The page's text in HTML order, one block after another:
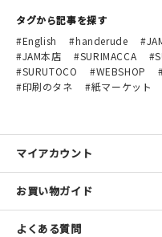
タグから記事を探す
English
handerude
JAM本店
SURIMACCA
SURUTOCO
WEBSHOP
印刷のタネ
紙マーケット
マイアカウント
お買い物ガイド
よくある質問